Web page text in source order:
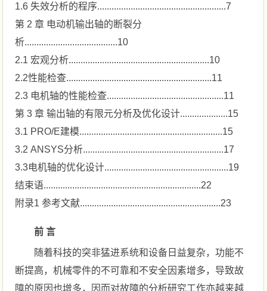
1.6 失效分析的程序......................................................7
第 2 章 电动机输出轴的断裂分
析.......................................10
2.1 宏观分析...........................................................10
2.2性能检查.............................................................11
2.3 电机轴的性能检查.................................................11
第 3 章 输出轴的有限元分析及优化设计....................15
3.1 PRO/E建模............................................................15
3.2 ANSYS分析...........................................................17
3.3电机轴的优化设计....................................................19
结束语..................................................................22
附录1 参考文献...........................................................23
前 言
随着科技的突非猛进系统和设备日益复杂，功能不
断提高，机械零件的不可靠和不安全因素增多，导致故
障的原因也增多，因而对故障的分析研究工作亦越来越